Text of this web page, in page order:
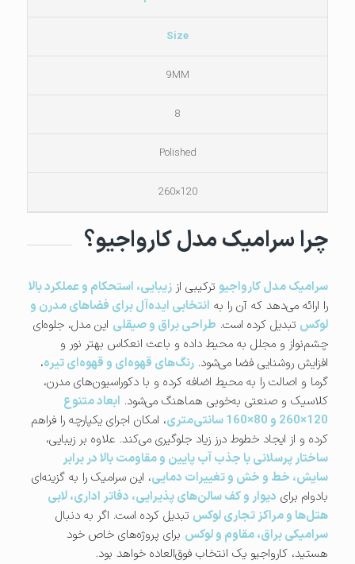
Size
9MM
8
Polished
120×260
چرا سرامیک مدل کارواجیو؟
سرامیک مدل کارواجیو ترکیبی از زیبایی، استحکام و عملکرد بالا
را ارائه می‌دهد که آن را به انتخابی ایده‌آل برای فضاهای مدرن و
لوکس تبدیل کرده است. طراحی براق و صیقلی این مدل، جلوه‌ای
چشم‌نواز و مجلل به محیط داده و باعث انعکاس بهتر نور و
افزایش روشنایی فضا می‌شود. رنگ‌های قهوه‌ای و قهوه‌ای تیره،
گرما و اصالت را به محیط اضافه کرده و با دکوراسیون‌های مدرن،
کلاسیک و صنعتی به‌خوبی هماهنگ می‌شود. ابعاد متنوع
120×260 و 80×160 سانتی‌متری
، امکان اجرای یکپارچه را فراهم
کرده و از ایجاد خطوط درز زیاد جلوگیری می‌کند. علاوه بر زیبایی،
ساختار پرسلانی با جذب آب پایین و مقاومت بالا در برابر
سایش، خط و خش و تغییرات دمایی، این سرامیک را به گزینه‌ای
بادوام برای دیوار و کف سالن‌های پذیرایی، دفاتر اداری، لابی
هتل‌ها و مراکز تجاری لوکس تبدیل کرده است. اگر به دنبال
سرامیکی براق، مقاوم و لوکس برای پروژه‌های خاص خود
هستید، کارواجیو یک انتخاب فوق‌العاده خواهد بود.